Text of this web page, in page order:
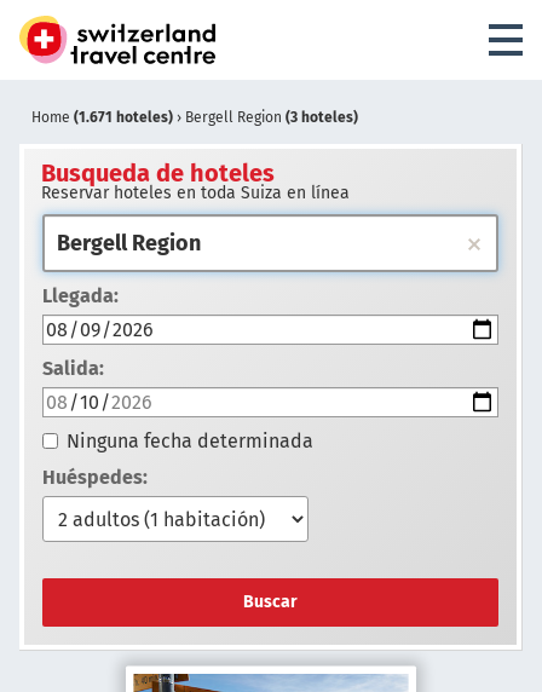
Home (1.671 hoteles) › Bergell Region (3 hoteles)
Busqueda de hoteles
Reservar hoteles en toda Suiza en línea
Llegada:
Salida:
Ninguna fecha determinada
Huéspedes:
Buscar